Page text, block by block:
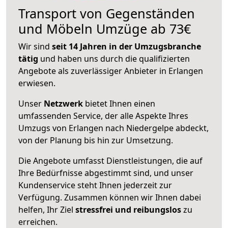
Transport von Gegenständen
und Möbeln Umzüge ab 73€
Wir sind seit 14 Jahren in der Umzugsbranche
tätig und haben uns durch die qualifizierten
Angebote als zuverlässiger Anbieter in Erlangen
erwiesen.
Unser Netzwerk bietet Ihnen einen
umfassenden Service, der alle Aspekte Ihres
Umzugs von Erlangen nach Niedergelpe abdeckt,
von der Planung bis hin zur Umsetzung.
Die Angebote umfasst Dienstleistungen, die auf
Ihre Bedürfnisse abgestimmt sind, und unser
Kundenservice steht Ihnen jederzeit zur
Verfügung. Zusammen können wir Ihnen dabei
helfen, Ihr Ziel stressfrei und reibungsloszu
erreichen.